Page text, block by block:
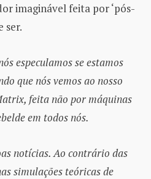
imaginável feita por ‘pós-
ser.
especulamos se estamos
que nós vemos ao nosso
feita não por máquinas
em todos nós.
notícias. Ao contrário das
simulações teóricas de